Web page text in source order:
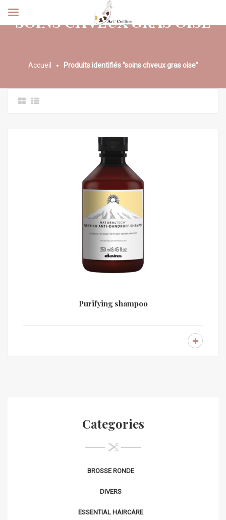
SOINS CHVEUX GRAS OISE
Accueil Produits identifiés “soins chveux gras oise”
Purifying shampoo
Categories
BROSSE RONDE
DIVERS
ESSENTIAL HAIRCARE